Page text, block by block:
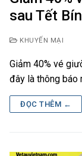
sau Tết
KHUYẾN MẠI
Giảm 40% vé
đây là thông báo
ĐỌC THÊM ←